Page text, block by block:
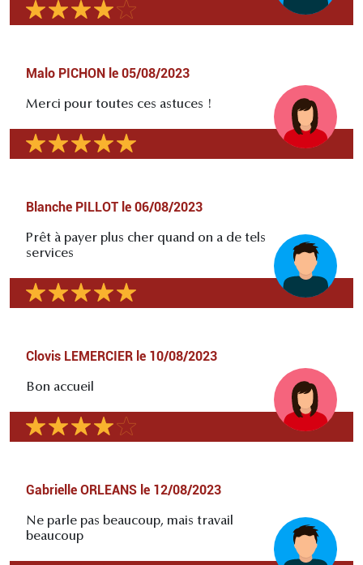
Malo PICHON le 05/08/2023
Merci pour toutes ces astuces !
Blanche PILLOT le 06/08/2023
Prêt à payer plus cher quand on a de tels
services
Clovis LEMERCIER le 10/08/2023
Bon accueil
Gabrielle ORLEANS le 12/08/2023
Ne parle pas beaucoup, mais travail
beaucoup